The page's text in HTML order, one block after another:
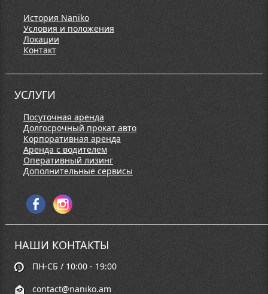
История Naniko
Условия и положения
Локации
Контакт
УСЛУГИ
Посуточная аренда
Долгосрочный прокат авто
Корпоративная аренда
Аренда с водителем
Оперативный лизинг
Дополнительные сервисы
НАШИ КОНТАКТЫ
ПН-СБ / 10:00 - 19:00
contact@naniko.am